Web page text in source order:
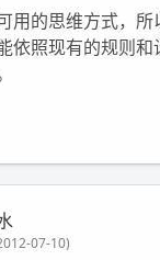
用的思维方式，
依照现有的规则
07-10)